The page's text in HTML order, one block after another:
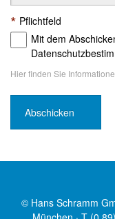
* Pflichtfeld
Mit dem
Hier finden Sie
© Hans Schramm